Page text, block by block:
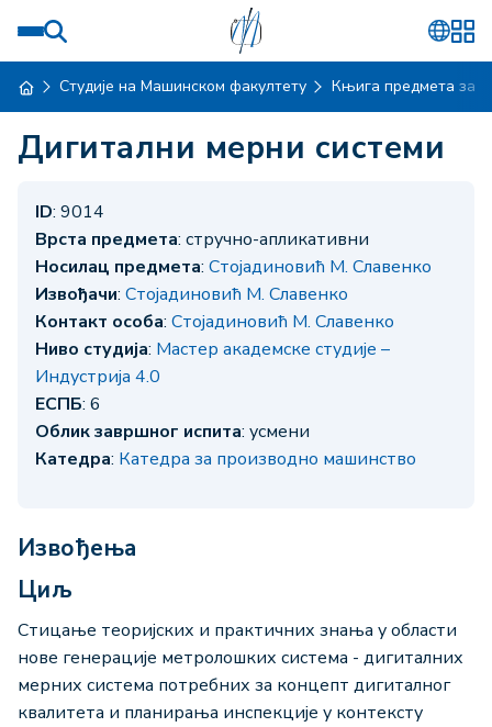
Студије на Машинском факултету Књига предмета за
Дигитални мерни системи
ID: 9014
Врста предмета: стручно-апликативни
Носилац предмета: Стојадиновић М. Славенко
Извођачи: Стојадиновић М. Славенко
Контакт особа: Стојадиновић М. Славенко
Ниво студија: Мастер академске студије –
Индустрија 4.0
ЕСПБ: 6
Облик завршног испита: усмени
Катедра: Катедра за производно машинство
Извођења
Циљ
Стицање теоријских и практичних знања у области
нове генерације метролошких система - дигиталних
мерних система потребних за концепт дигиталног
квалитета и планирања инспекције у контексту